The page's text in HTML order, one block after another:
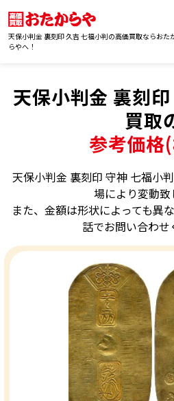
天保小判金 裏刻印 久吉 七福小判の高価買取ならおた
らやへ！
天保小判金 裏刻
買取
参考価格
天保小判金 裏刻印 守神 七福小
場により変動致
また、金額は形状によっても異
話でお問い合わせ